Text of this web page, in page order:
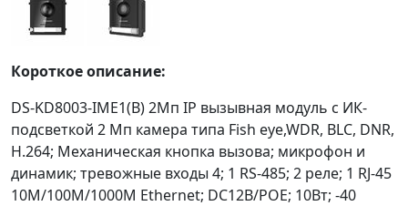
Короткое описание:
DS-KD8003-IME1(B) 2Мп IP вызывная модуль c ИК-
подсветкой 2 Мп камера типа Fish eye,WDR, BLC, DNR,
H.264; Механическая кнопка вызова; микрофон и
динамик; тревожные входы 4; 1 RS-485; 2 реле; 1 RJ-45
10M/100M/1000M Ethernet; DC12В/POE; 10Вт; -40